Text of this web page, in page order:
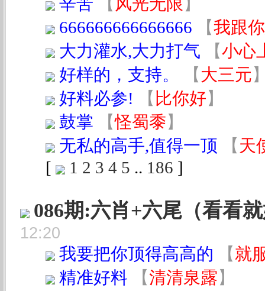
666666666666666
【我跟
大力灌水,大力打气
【小心
好样的，支持。
【 大三元
好料必参!
【 比你好】
鼓掌
【怪蜀黍】
无私的高手,值得一顶
【 天
[
1 2 3 4 5 .. 186 ]
086期:六肖+六尾（看看
12:20
我要把你顶得高高的 【就
精准好料
【清清泉露】